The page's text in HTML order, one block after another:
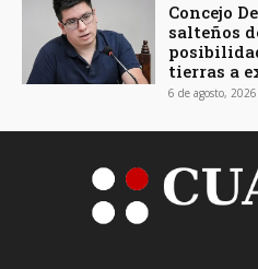
Concejo
salteños
tierras a
6 de agosto, 2026